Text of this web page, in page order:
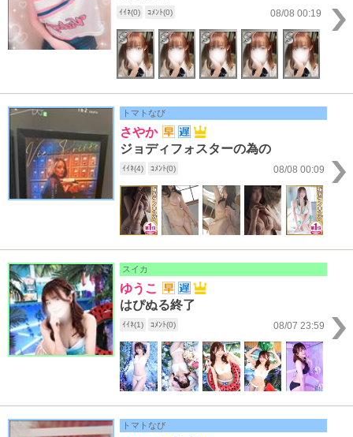
ｲｲﾈ(0) ｺﾒﾝﾄ(0) 08/08 00:19
トマトなび
さやか
ジョディフォスターの為の
ｲｲﾈ(4) ｺﾒﾝﾄ(0) 08/08 00:09
スイカ
ゆうこ
はぴぬる終了
ｲｲﾈ(1) ｺﾒﾝﾄ(0) 08/07 23:59
トマトなび